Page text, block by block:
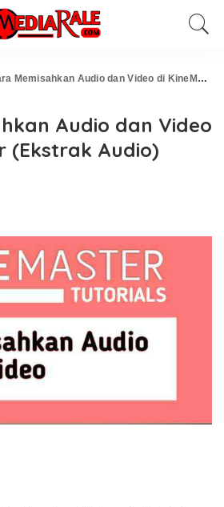
Memisahkan Audio dan Video di KineMaster (Ekstrak Audio)
Audio dan Video
(Ekstrak Audio)